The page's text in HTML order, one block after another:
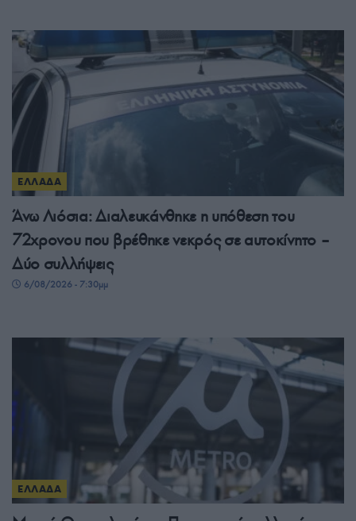
ΕΛΛΑΔΑ
Άνω Λιόσια: Διαλευκάνθηκε η υπόθεση του
72χρονου που βρέθηκε νεκρός σε αυτοκίνητο –
Δύο συλλήψεις
6/08/2026 - 7:30μμ
ΕΛΛΑΔΑ